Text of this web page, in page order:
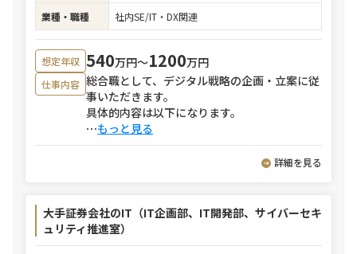
業種・職種
社内SE/IT・DX関連
想定年収 540万円〜1200万円
仕事内容 総合職として、デジタル戦略の企画・立案に従
事いただきます。
具体的内容は以下になります。
⋯もっと見る
詳細を見る
大手証券会社のIT（IT企画部、IT開発部、サイバーセキ
ュリティ推進室）